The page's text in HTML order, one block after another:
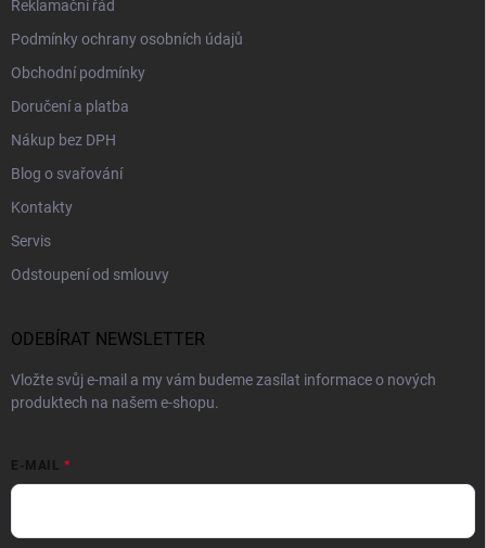
Reklamační řád
Podmínky ochrany osobních údajů
Obchodní podmínky
Doručení a platba
Nákup bez DPH
Blog o svařování
Kontakty
Servis
Odstoupení od smlouvy
ODEBÍRAT NEWSLETTER
Vložte svůj e-mail a my vám budeme zasílat informace o nových
produktech na našem e-shopu.
E-MAIL